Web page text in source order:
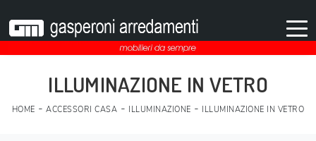
ILLUMINAZIONE IN VETRO
HOME -ACCESSORI CASA - ILLUMINAZIONE - ILLUMINAZIONE IN VETRO